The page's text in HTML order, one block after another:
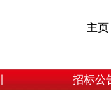
主页
招标公